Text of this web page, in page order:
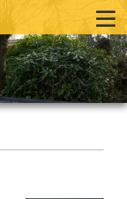
home
historie
activiteiten